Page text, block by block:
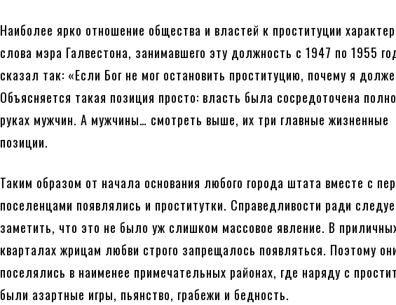
Наиболее ярко отношение общества и властей к проституции
слова мэра Галвестона, занимавшего эту должность с 1947 по 1955
сказал так: «Если Бог не мог остановить проституцию, почему я
Объясняется такая позиция просто: власть была сосредоточена
руках мужчин. А мужчины… смотреть выше, их три главные жизненные
позиции.
Таким образом от начала основания любого города штата вместе с
поселенцами появлялись и проститутки. Справедливости ради
заметить, что это не было уж слишком массовое явление. В
кварталах жрицам любви строго запрещалось появляться. Поэтому
поселялись в наименее примечательных районах, где наряду с
были азартные игры, пьянство, грабежи и бедность.